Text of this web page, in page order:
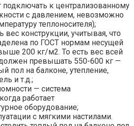
к централизованному
с давлением, невозможно
теплоносителя);
вес конструкции, учитывая, что
по ГОСТ нормам несущей
200 кг/м2. То есть вес всей
превышать 550-600 кг —
пол на балконе, утепление,
и т.д.;
— система
работает
оборудование;
с мягкими настилами.